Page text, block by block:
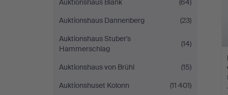
Auktionshaus Blank
(64)
Auktionshaus Dannenberg
(23)
Auktionshaus Stuber's
Hammerschlag
(14)
Auktionshaus von Brühl
(15)
Auktionshuset Kolonn
(11 401)